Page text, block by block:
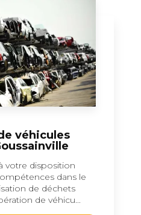
véhicules
votre disposition
dans le
de déchets
de véhicu...